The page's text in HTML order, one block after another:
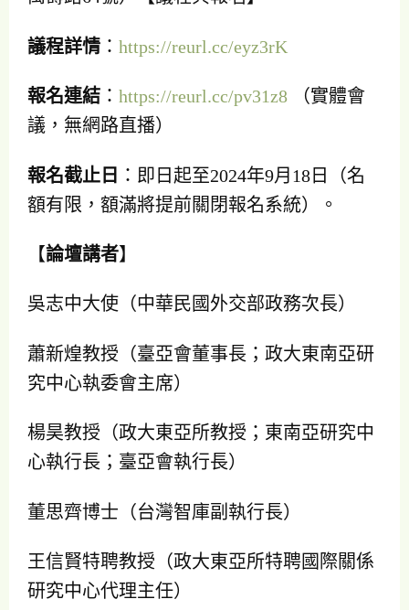
議程詳情 ： https://reurl.cc/eyz3rK
報名連結 ： https://reurl.cc/pv31z8 （實體會
議，無網路直播）
報名截止日 ：即日起至2024年9月18日（名
額有限，額滿將提前關閉報名系統）。
【論壇講者】
吳志中大使（中華民國外交部政務次長）
蕭新煌教授（臺亞會董事長；政大東南亞研
究中心執委會主席）
楊昊教授（政大東亞所教授；東南亞研究中
心執行長；臺亞會執行長）
董思齊博士（台灣智庫副執行長）
王信賢特聘教授（政大東亞所特聘國際關係
研究中心代理主任）